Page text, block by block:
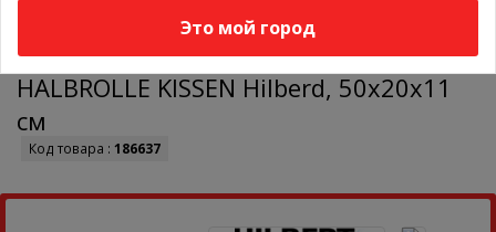
Универсальная подушка-валик
HALBROLLE KISSEN Hilberd, 50х20х11
см
Код товара : 186637
Это мой город